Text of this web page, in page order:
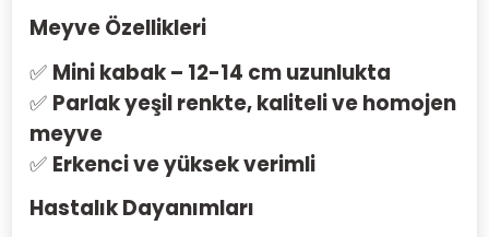
Meyve Özellikleri
✅ Mini kabak – 12-14 cm uzunlukta
✅ Parlak yeşil renkte, kaliteli ve homojen
meyve
✅ Erkenci ve yüksek verimli
Hastalık Dayanımları